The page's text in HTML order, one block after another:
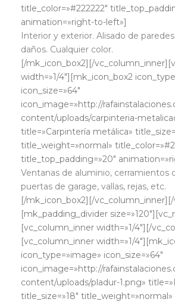
title_color=»#222222″
animation=»right-to-left»]
Interior y exterior. Alisado de
daños. Cualquier color.
[/mk_icon_box2][/
width=»1/4″][mk_icon_box2
icon_size=»64″
icon_image=»http://
content/uploads/carpinteria-
title=»Carpintería metálica»
title_weight=»normal»
title_top_padding=»20″
Ventanas de aluminio, cerramientos
puertas de garage, vallas, rejas, etc.
[/mk_icon_box2][/
[mk_padding_divider
[vc_column_inner width=»1/4″][/
[vc_column_inner width=»1/
icon_type=»image» icon_size=»64″
icon_image=»http://
content/uploads/pladur-1.png»
title_size=»18″ title_weight=»normal»